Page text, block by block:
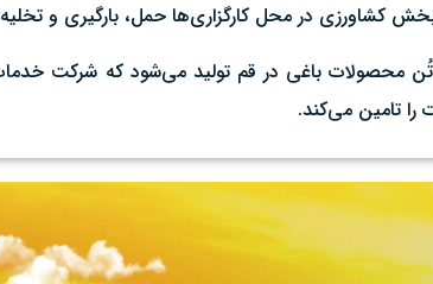
کشاورزی در محل کارگزاری‌ها حمل، بارگیری و
۵۶۹ هزار تُن محصولات کشاورزی شامل ۴۷۹ هزار تُن محصولات زراعی و ۹۰ هزار تُن محصولات باغی در قم
تامین می‌کند.